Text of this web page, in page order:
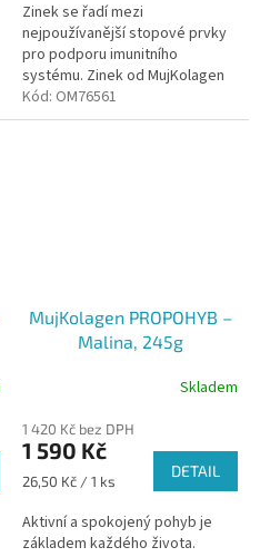
Zinek se řadí mezi
nejpoužívanější stopové prvky
pro podporu imunitního
systému. Zinek od MujKolagen
je bez GMO, bez lepku a barviv.
Vhodné pro vegetariány i
Kód: OM76561
MujKolagen PROPOHYB –
Malina, 245g
Skladem
1 420 Kč bez DPH
1 590 Kč
Měrná
26,50 Kč / 1 ks
DETAIL
Aktivní a spokojený pohyb je
základem každého života.